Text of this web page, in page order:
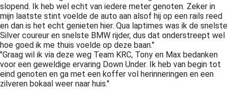
slopend. Ik heb wel echt van iedere meter genoten. Zeker in
mijn laatste stint voelde de auto aan alsof hij op een rails reed
en dan is het echt genieten hier. Qua laptimes was ik de snelste
Silver coureur en snelste BMW rijder, dus dat onderstreept wel
hoe goed ik me thuis voelde op deze baan."
"Graag wil ik via deze weg Team KRC, Tony en Max bedanken
voor een geweldige ervaring Down Under. Ik heb van begin tot
eind genoten en ga met een koffer vol herinneringen en een
zilveren bokaal weer naar huis."